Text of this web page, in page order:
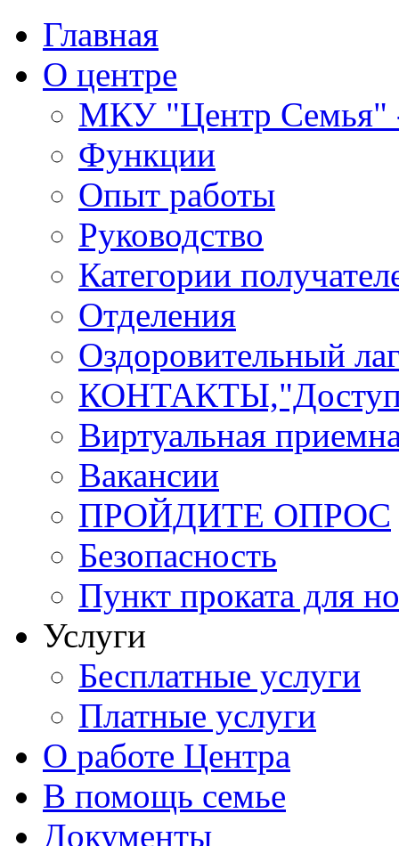
Главная
О центре
МКУ "Центр Семья"
Функции
Опыт работы
Руководство
Категории
Отделения
Оздоровительный
Виртуальная
Вакансии
ПРОЙДИТЕ ОПРОС
Безопасность
Пункт проката для
Услуги
Бесплатные услуги
Платные услуги
О работе Центра
В помощь семье
Документы